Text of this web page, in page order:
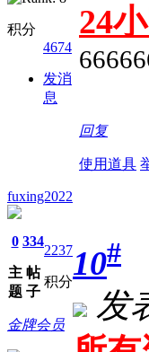
积分
4674
发消
息
24
回复
使用道具
fuxing2022
0
主
题
334
帖
子
2237
积分
金牌会员
10#
发